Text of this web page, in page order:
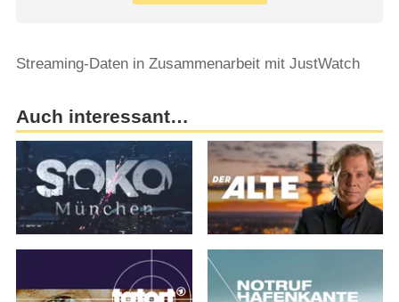
Streaming-Daten in Zusammenarbeit mit JustWatch
Auch interessant…